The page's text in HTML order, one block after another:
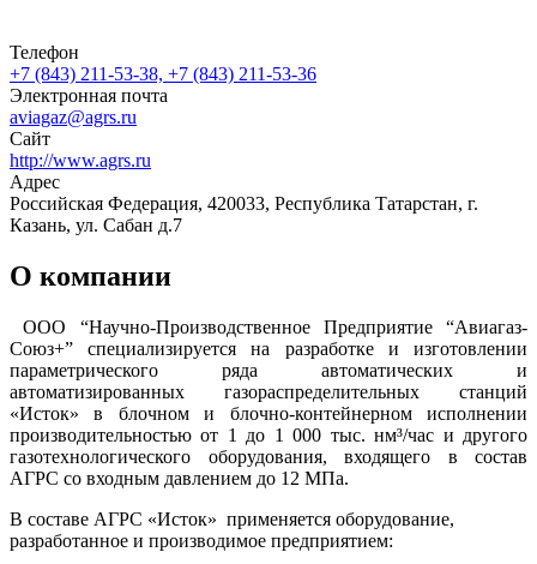
Телефон
+7 (843) 211-53-38, +7 (843) 211-53-36
Электронная почта
aviagaz@agrs.ru
Сайт
http://www.agrs.ru
Адрес
Российская Федерация, 420033, Республика Татарстан, г.
Казань, ул. Сабан д.7
О компании
ООО “Научно-Производственное Предприятие “Авиагаз-
Союз+” специализируется на разработке и изготовлении
параметрического ряда автоматических и
автоматизированных газораспределительных станций
«Исток» в блочном и блочно-контейнерном исполнении
производительностью от 1 до 1 000 тыс. нм³/час и другого
газотехнологического оборудования, входящего в состав
АГРС со входным давлением до 12 МПа.
В составе АГРС «Исток» применяется оборудование,
разработанное и производимое предприятием: